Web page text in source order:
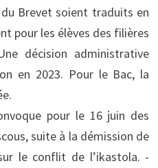
Brevet soient traduits en
pour les élèves des filières
décision administrative
en 2023. Pour le Bac, la
pour le 16 juin des
suite à la démission de
le conflit de l’ikastola. -